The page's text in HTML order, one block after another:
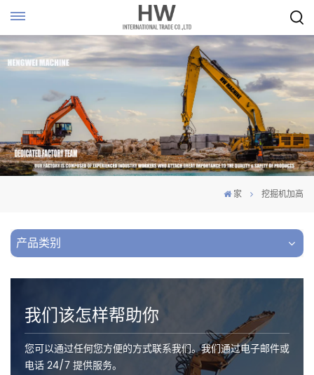
家 挖掘机加高
产品类别
我们该怎样帮助你
您可以通过任何您方便的方式联系我们。我们通过电子邮件或
电话 24/7 提供服务。